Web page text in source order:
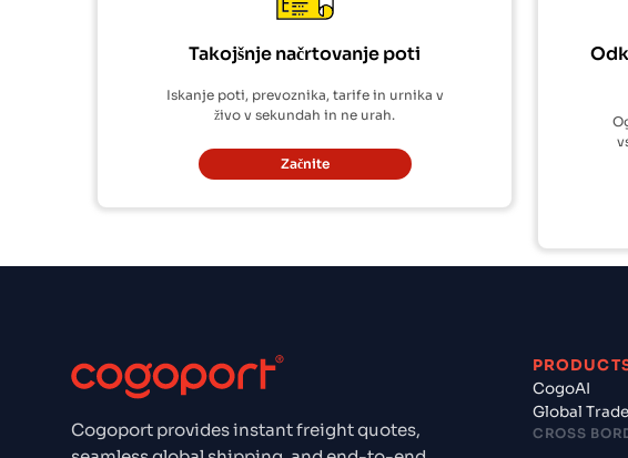
Takojšnje načrtovanje poti
Iskanje poti, prevoznika, tarife in urnika v
živo v sekundah in ne urah.
Začnite
Cogoport provides instant freight quotes,
CogoAI
Global
CROSS